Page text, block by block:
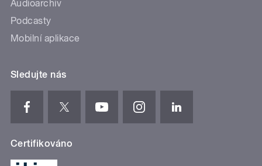
Audioarchiv
Podcasty
Mobilní aplikace
Sledujte nás
Certifikováno